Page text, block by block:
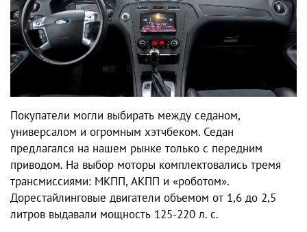
Покупатели могли выбирать между седаном,
универсалом и огромным хэтчбеком. Седан
предлагался на нашем рынке только с передним
приводом. На выбор моторы комплектовались тремя
трансмиссиями: МКПП, АКПП и «роботом».
Дорестайлинговые двигатели объемом от 1,6 до 2,5
литров выдавали мощность 125-220 л. с.